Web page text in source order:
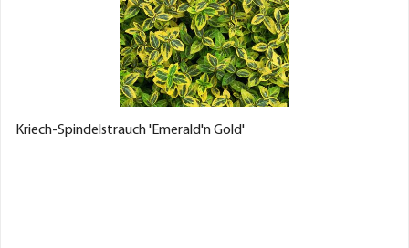
Kriech-Spindelstrauch 'Emerald'n Gold'